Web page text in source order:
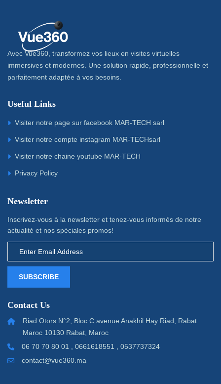
Avec Vue360, transformez vos lieux en visites virtuelles
immersives et modernes. Une solution rapide, professionnelle et
parfaitement adaptée à vos besoins.
Useful Links
Visiter notre page sur facebook MAR-TECH sarl
Visiter notre compte instagram MAR-TECHsarl
Visiter notre chaine youtube MAR-TECH
Privacy Policy
Newsletter
Inscrivez-vous à la newsletter et tenez-vous informés de notre
actualité et nos spéciales promos!
SUBSCRIBE
Contact Us
Riad Otors N°2, Bloc C avenue Anakhil Hay Riad, Rabat
Maroc 10130 Rabat, Maroc
06 70 70 80 01 , 0661618551 , 0537737324
contact@vue360.ma